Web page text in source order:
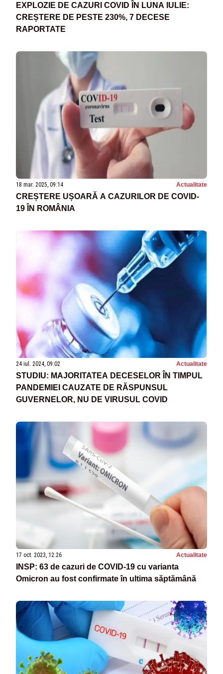
EXPLOZIE DE CAZURI COVID ÎN LUNA IULIE:
CREȘTERE DE PESTE 230%, 7 DECESE
RAPORTATE
18 mar. 2025, 09:14 Actualitate
CREȘTERE UȘOARĂ A CAZURILOR DE COVID-
19 ÎN ROMÂNIA
24 iul. 2024, 09:02 Actualitate
STUDIU: MAJORITATEA DECESELOR ÎN TIMPUL
PANDEMIEI CAUZATE DE RĂSPUNSUL
GUVERNELOR, NU DE VIRUSUL COVID
17 oct. 2023, 12:26 Actualitate
INSP: 63 de cazuri de COVID-19 cu varianta
Omicron au fost confirmate în ultima săptămână